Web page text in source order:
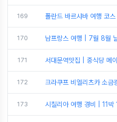
169 폴란드 바르샤바 여행 코
170 남프랑스 여행 | 7월 8월
171 서대문역맛집 | 중식당 메
172 크라쿠프 비엘리츠카 소
173 시칠리아 여행 경비 | 11박